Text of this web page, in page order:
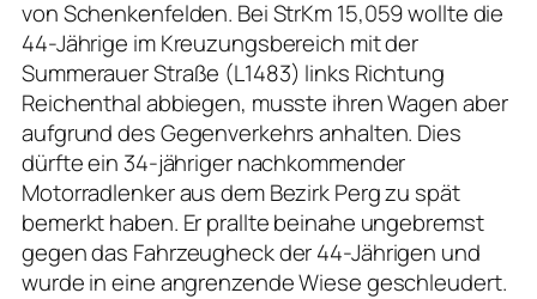
von Schenkenfelden. Bei StrKm 15,059 wollte die
44-Jährige im Kreuzungsbereich mit der
Summerauer Straße (L1483) links Richtung
Reichenthal abbiegen, musste ihren Wagen aber
aufgrund des Gegenverkehrs anhalten. Dies
dürfte ein 34-jähriger nachkommender
Motorradlenker aus dem Bezirk Perg zu spät
bemerkt haben. Er prallte beinahe ungebremst
gegen das Fahrzeugheck der 44-Jährigen und
wurde in eine angrenzende Wiese geschleudert.